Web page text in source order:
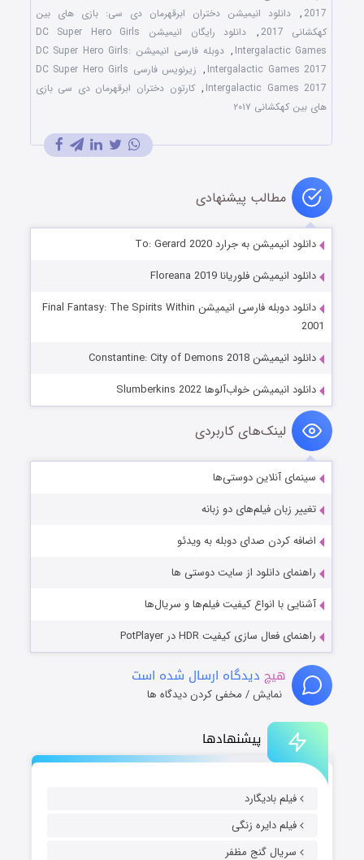
پیشنهادها
فیلم بادیگارد
فیلم دایره زنگی
سریال گنج مظفر
2017
, دانلود انیمیشن دختران ابرقهرمان دی سی: بازی های بین
کهکشانی 2017
,
دانلود رایگان انیمیشن DC Super Hero Girls
Intergalactic Games
,
دوبله فارسی انیمیشن DC Super Hero Girls:
Intergalactic Games 2017
,
زیرنویس فارسی DC Super Hero Girls
Intergalactic Games 2017
, کارتون دختران ابرقهرمان دی سی بازی
های بین کهکشانی ۲۰۱۷
مطالب پیشنهادی
دانلود انیمیشن به جرارد To: Gerard 2020
دانلود انیمیشن فلوریانا Floreana 2019
دانلود دوبله فارسی انیمیشن Final Fantasy: The Spirits Within
2001
دانلود انیمیشن Constantine: City of Demons 2018
دانلود انیمیشن خواب‌آلوها Slumberkins 2022
لینک‌های کاربردی
سینمای آنلاین دوستی‌ها
تغییر زبان فیلم‌های دو زبانه
اضافه کردن صدای دوبله به ویدئو
راهنمای دانلود از سایت دوستی ها
آشنایی با انواع کیفیت فیلم‌ها و سریال‌ها
راهنمای فعال سازی کیفیت HDR در PotPlayer
هیچ دیدگاه ارسال شده است
نمایش / مخفی کردن دیدگاه ها